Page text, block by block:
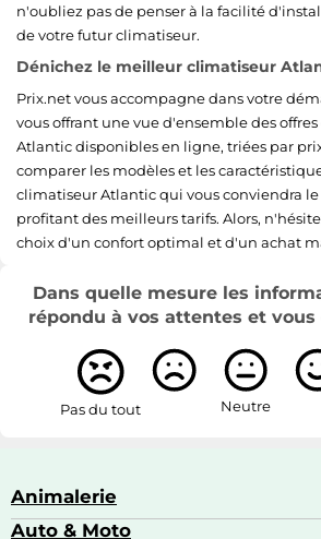
n'oubliez pas de penser à la facilité
de votre futur climatiseur.
Dénichez le meilleur climatiseur
Prix.net vous accompagne dans votre
vous offrant une vue d'ensemble des
Atlantic disponibles en ligne, triées par
comparer les modèles et les
climatiseur Atlantic qui vous conviendra
profitant des meilleurs tarifs. Alors,
choix d'un confort optimal et d'un achat
Dans quelle mesure les
répondu à vos attentes et vous
Pas du tout Neutre
Animalerie
Abris pour animaux sauvages
Auto & Moto